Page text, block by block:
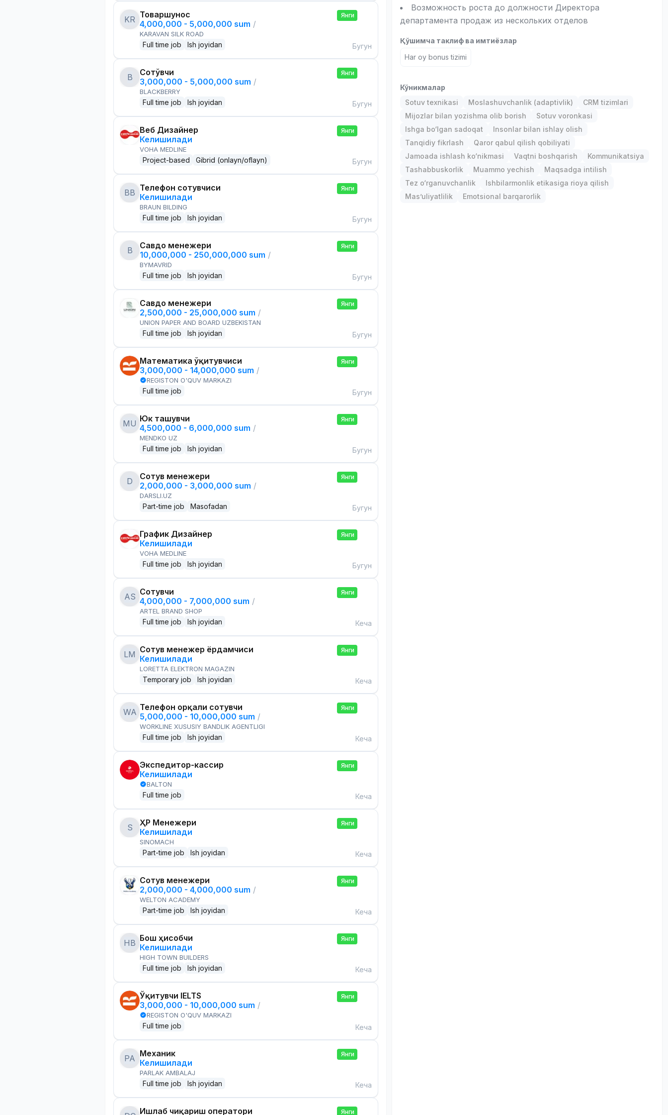
KR Товаршунос
4,000,000 - 5,000,000 sum /
KARAVAN SILK ROAD
Full time job Ish joyidan
Янги
Бугун
B
Сотўвчи
3,000,000 - 5,000,000 sum /
BLACKBERRY
Full time job Ish joyidan
Янги
Бугун
Веб Дизайнер
Келишилади
VOHA MEDLINE
Project-based Gibrid (onlayn/oflayn)
Янги
Бугун
BB Телефон сотувчиси
Келишилади
BRAUN BILDING
Full time job Ish joyidan
Янги
Бугун
B
Савдо менежери
10,000,000 - 250,000,000 sum /
BYMAVRID
Full time job Ish joyidan
Янги
Бугун
Савдо менежери
2,500,000 - 25,000,000 sum /
UNION PAPER AND BOARD UZBEKISTAN
Full time job Ish joyidan
Янги
Бугун
Математика ўқитувчиси
3,000,000 - 14,000,000 sum /
REGISTON O'QUV MARKAZI
Full time job
Янги
Бугун
MU Юк ташувчи
4,500,000 - 6,000,000 sum /
MENDKO UZ
Full time job Ish joyidan
Янги
Бугун
D
Сотув менежери
2,000,000 - 3,000,000 sum /
DARSLI.UZ
Part-time job Masofadan
Янги
Бугун
График Дизайнер
Келишилади
VOHA MEDLINE
Full time job Ish joyidan
Янги
Бугун
AS Сотувчи
4,000,000 - 7,000,000 sum /
ARTEL BRAND SHOP
Full time job Ish joyidan
Янги
Кеча
LM Сотув менежер ёрдамчиси
Келишилади
LORETTA ELEKTRON MAGAZIN
Temporary job Ish joyidan
Янги
Кеча
WA Телефон орқали сотувчи
5,000,000 - 10,000,000 sum /
WORKLINE XUSUSIY BANDLIK AGENTLIGI
Full time job Ish joyidan
Янги
Кеча
Экспедитор-кассир
Келишилади
BALTON
Full time job
Янги
Кеча
S
ҲР Менежери
Келишилади
SINOMACH
Part-time job Ish joyidan
Янги
Кеча
Сотув менежери
2,000,000 - 4,000,000 sum /
WELTON ACADEMY
Part-time job Ish joyidan
Янги
Кеча
HB Бош ҳисобчи
Келишилади
HIGH TOWN BUILDERS
Full time job Ish joyidan
Янги
Кеча
Ўқитувчи IELTS
3,000,000 - 10,000,000 sum /
REGISTON O'QUV MARKAZI
Full time job
Янги
Кеча
PA Механик
Келишилади
PARLAK AMBALAJ
Full time job Ish joyidan
Янги
Кеча
Ишлаб чиқариш оператори Янги
Возможность роста до должности Директора
департамента продаж из нескольких отделов
Қўшимча таклиф ва имтиёзлар
Har oy bonus tizimi
Кўникмалар
Sotuv texnikasi
Moslashuvchanlik (adaptivlik)
CRM tizimlari
Mijozlar bilan yozishma olib borish
Sotuv voronkasi
Ishga bo‘lgan sadoqat
Insonlar bilan ishlay olish
Tanqidiy fikrlash
Qaror qabul qilish qobiliyati
Jamoada ishlash ko‘nikmasi
Vaqtni boshqarish
Kommunikatsiya
Tashabbuskorlik
Muammo yechish
Maqsadga intilish
Tez o‘rganuvchanlik
Ishbilarmonlik etikasiga rioya qilish
Mas’uliyatlilik
Emotsional barqarorlik